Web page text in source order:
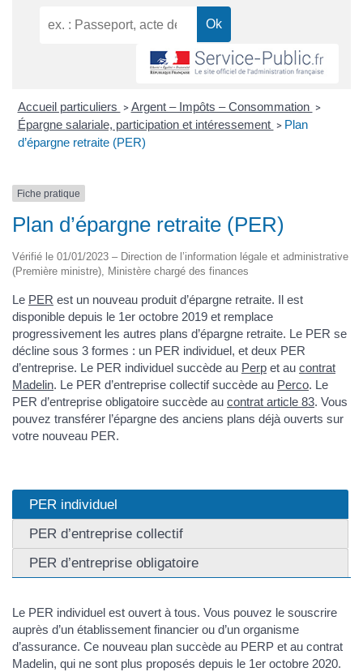
Accueil particuliers > Argent – Impôts – Consommation >
Épargne salariale, participation et intéressement > Plan
d’épargne retraite (PER)
Fiche pratique
Plan d’épargne retraite (PER)
Vérifié le 01/01/2023 – Direction de l’information légale et administrative
(Première ministre), Ministère chargé des finances
Le PER est un nouveau produit d’épargne retraite. Il est
disponible depuis le 1er octobre 2019 et remplace
progressivement les autres plans d’épargne retraite. Le PER se
décline sous 3 formes : un PER individuel, et deux PER
d’entreprise. Le PER individuel succède au Perp et au contrat
Madelin. Le PER d’entreprise collectif succède au Perco. Le
PER d’entreprise obligatoire succède au contrat article 83. Vous
pouvez transférer l’épargne des anciens plans déjà ouverts sur
votre nouveau PER.
PER individuel
PER d’entreprise collectif
PER d’entreprise obligatoire
Le PER individuel est ouvert à tous. Vous pouvez le souscrire
auprès d’un établissement financier ou d’un organisme
d’assurance. Ce nouveau plan succède au PERP et au contrat
Madelin, qui ne sont plus proposés depuis le 1er octobre 2020.